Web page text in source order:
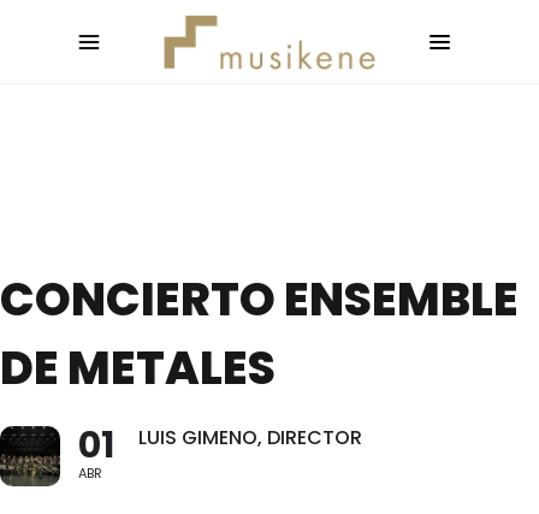
CONCIERTO ENSEMBLE
DE METALES
01
ABR
LUIS GIMENO, DIRECTOR